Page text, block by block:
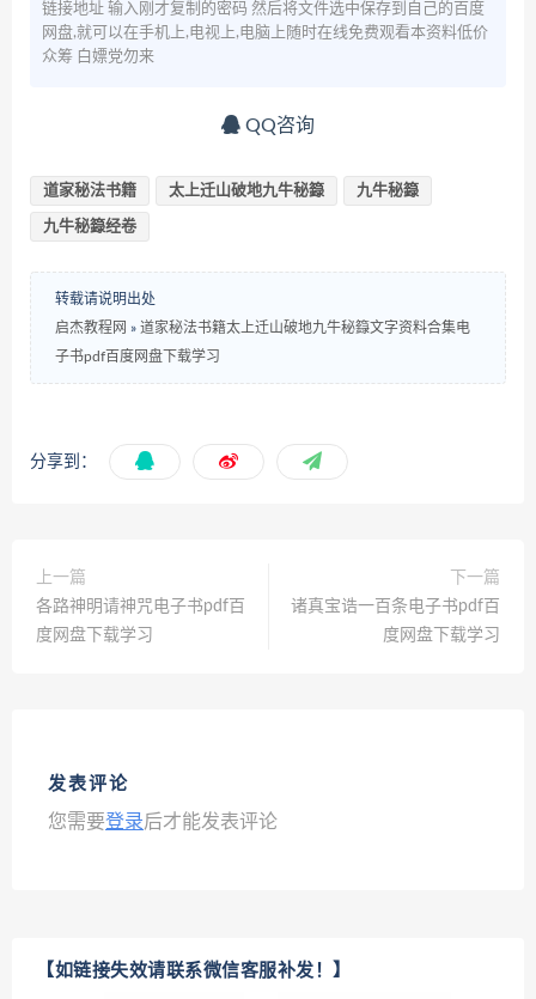
链接地址 输入刚才复制的密码 然后将文件选中保存到自己的百度
网盘,就可以在手机上,电视上,电脑上随时在线免费观看本资料低价
众筹 白嫖党勿来
QQ咨询
道家秘法书籍 太上迁山破地九牛秘籙 九牛秘籙
九牛秘籙经卷
转载请说明出处
启杰教程网 » 道家秘法书籍太上迁山破地九牛秘籙文字资料合集电
子书pdf百度网盘下载学习
分享到：
上一篇
各路神明请神咒电子书pdf百
度网盘下载学习
下一篇
诸真宝诰一百条电子书pdf百
度网盘下载学习
发表评论
您需要登录后才能发表评论
【如链接失效请联系微信客服补发！】